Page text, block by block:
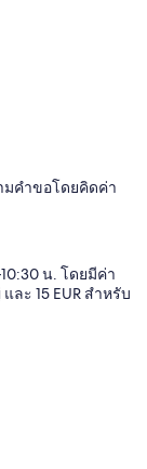
มคำขอโดยคิดค่า
น. โดยมีค่า
ละ 15 EUR สำหรับ